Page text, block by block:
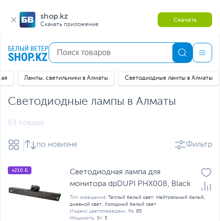
shop.kz
Скачать приложение
Скачать
Лампы, светильники в Алматы Светодиодные лампы в Алматы
Светодиодные лампы в Алматы
63 товара
по новизне Фильтр
+210 Б
Светодиодная лампа для
монитора dpDUPI PHX008, Black
Тип освещения: Теплый белый свет; Нейтральный белый,
дневной свет; Холодный белый свет
Индекс цветопередачи, Ra: 85
Мощность, Вт: 5